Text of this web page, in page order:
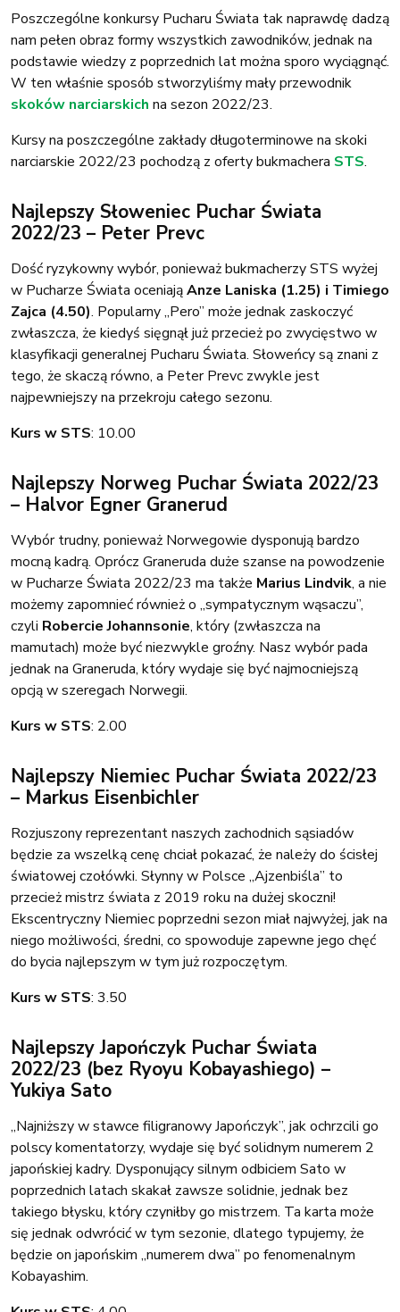
Poszczególne konkursy Pucharu Świata tak naprawdę dadzą
nam pełen obraz formy wszystkich zawodników, jednak na
podstawie wiedzy z poprzednich lat można sporo wyciągnąć.
W ten właśnie sposób stworzyliśmy mały przewodnik
skoków narciarskich na sezon 2022/23.
Kursy na poszczególne zakłady długoterminowe na skoki
narciarskie 2022/23 pochodzą z oferty bukmachera STS.
Najlepszy Słoweniec Puchar Świata
2022/23 – Peter Prevc
Dość ryzykowny wybór, ponieważ bukmacherzy STS wyżej
w Pucharze Świata oceniająAnze Laniska (1.25) i Timiego
Zajca (4.50). Popularny „Pero” może jednak zaskoczyć
zwłaszcza, że kiedyś sięgnął już przecież po zwycięstwo w
klasyfikacji generalnej Pucharu Świata. Słoweńcy są znani z
tego, że skaczą równo, a Peter Prevc zwykle jest
najpewniejszy na przekroju całego sezonu.
Kurs w STS: 10.00
Najlepszy Norweg Puchar Świata 2022/23
– Halvor Egner Granerud
Wybór trudny, ponieważ Norwegowie dysponują bardzo
mocną kadrą. Oprócz Graneruda duże szanse na powodzenie
w Pucharze Świata 2022/23 ma także Marius Lindvik, a nie
możemy zapomnieć również o „sympatycznym wąsaczu”,
czyli Robercie Johannsonie, który (zwłaszcza na
mamutach) może być niezwykle groźny. Nasz wybór pada
jednak na Graneruda, który wydaje się być najmocniejszą
opcją w szeregach Norwegii.
Kurs w STS: 2.00
Najlepszy Niemiec Puchar Świata 2022/23
– Markus Eisenbichler
Rozjuszony reprezentant naszych zachodnich sąsiadów
będzie za wszelką cenę chciał pokazać, że należy do ścisłej
światowej czołówki. Słynny w Polsce „Ajzenbiśla” to
przecież mistrz świata z 2019 roku na dużej skoczni!
Ekscentryczny Niemiec poprzedni sezon miał najwyżej, jak na
niego możliwości, średni, co spowoduje zapewne jego chęć
do bycia najlepszym w tym już rozpoczętym.
Kurs w STS: 3.50
Najlepszy Japończyk Puchar Świata
2022/23 (bez Ryoyu Kobayashiego) –
Yukiya Sato
„Najniższy w stawce filigranowy Japończyk”, jak ochrzcili go
polscy komentatorzy, wydaje się być solidnym numerem 2
japońskiej kadry. Dysponujący silnym odbiciem Sato w
poprzednich latach skakał zawsze solidnie, jednak bez
takiego błysku, który czyniłby go mistrzem. Ta karta może
się jednak odwrócić w tym sezonie, dlatego typujemy, że
będzie on japońskim „numerem dwa” po fenomenalnym
Kobayashim.